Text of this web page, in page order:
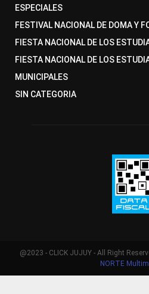
ESPECIALES
FESTIVAL NACIONAL DE DOMA Y
FIESTA NACIONAL DE LOS
FIESTA NACIONAL DE LOS
MUNICIPALES
SIN CATEGORIA
@2023 - CLICK JUJUY - All Right
NORTE